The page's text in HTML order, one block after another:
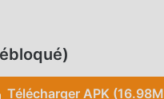
Télécharger APK